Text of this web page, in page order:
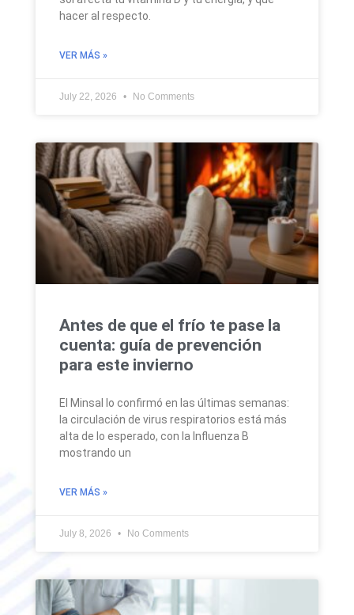
hacer al respecto.
VER MÁS »
July 22, 2026 No Comments
Antes de que el frío te pase la
cuenta: guía de prevención
para este invierno
El Minsal lo confirmó en las últimas semanas:
la circulación de virus respiratorios está más
alta de lo esperado, con la Influenza B
mostrando un
VER MÁS »
July 8, 2026 No Comments